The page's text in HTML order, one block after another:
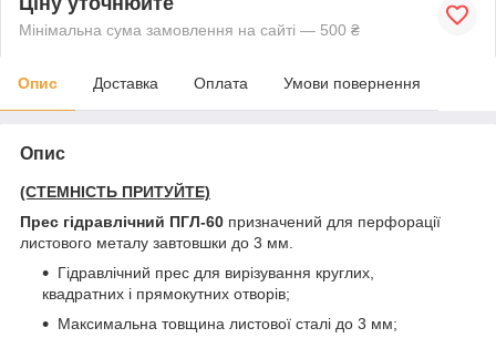
Мінімальна сума замовлення на сайті — 500 ₴
Опис Доставка Оплата Умови повернення
Опис
(СТЕМНІСТЬ ПРИТУЙТЕ)
Прес гідравлічний ПГЛ-60 призначений для перфорації
листового металу завтовшки до 3 мм.
Гідравлічний прес для вирізування круглих,
квадратних і прямокутних отворів;
Максимальна товщина листової сталі до 3 мм;